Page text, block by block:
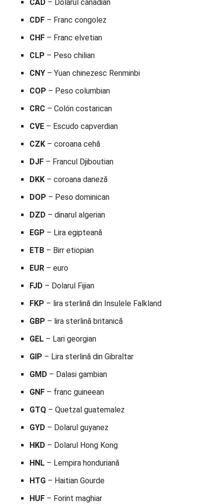
CAD – Dolarul canadian
CDF – Franc congolez
CHF – Franc elvetian
CLP – Peso chilian
CNY – Yuan chinezesc Renminbi
COP – Peso columbian
CRC – Colón costarican
CVE – Escudo capverdian
CZK – coroana cehă
DJF – Francul Djiboutian
DKK – coroana daneză
DOP – Peso dominican
DZD – dinarul algerian
EGP – Lira egipteană
ETB – Birr etiopian
EUR – euro
FJD – Dolarul Fijian
FKP – lira sterlină din Insulele Falkland
GBP – lira sterlină britanică
GEL – Lari georgian
GIP – Lira sterlină din Gibraltar
GMD – Dalasi gambian
GNF – franc guineean
GTQ – Quetzal guatemalez
GYD – Dolarul guyanez
HKD – Dolarul Hong Kong
HNL – Lempira honduriană
HTG – Haitian Gourde
HUF – Forint maghiar